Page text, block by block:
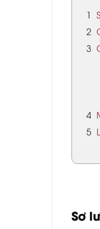
1
2
3
4
5
Sơ